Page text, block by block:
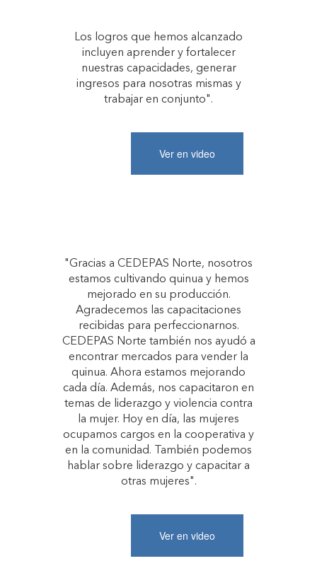
Los logros que hemos alcanzado
incluyen aprender y fortalecer
nuestras capacidades, generar
ingresos para nosotras mismas y
trabajar en conjunto".
Ver en video
"Gracias a CEDEPAS Norte, nosotros
estamos cultivando quinua y hemos
mejorado en su producción.
Agradecemos las capacitaciones
recibidas para perfeccionarnos.
CEDEPAS Norte también nos ayudó a
encontrar mercados para vender la
quinua. Ahora estamos mejorando
cada día. Además, nos capacitaron en
temas de liderazgo y violencia contra
la mujer. Hoy en día, las mujeres
ocupamos cargos en la cooperativa y
en la comunidad. También podemos
hablar sobre liderazgo y capacitar a
otras mujeres".
Ver en video